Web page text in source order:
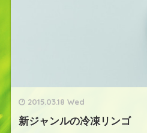
2015.03.18 Wed
新ジャンルの冷凍リンゴ